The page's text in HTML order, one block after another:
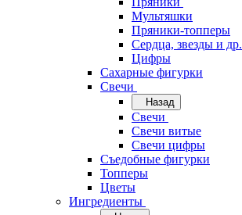
Мультяшки
Пряники-топперы
Сердца, звезды и др.
Цифры
Сахарные фигурки
Свечи
Назад
Свечи
Свечи витые
Свечи цифры
Съедобные фигурки
Топперы
Цветы
Ингредиенты